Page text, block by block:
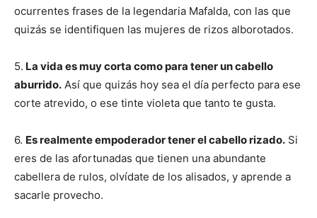
ocurrentes frases de la legendaria Mafalda, con las que
quizás se identifiquen las mujeres de rizos alborotados.
5. La vida es muy corta como para tener un cabello
aburrido. Así que quizás hoy sea el día perfecto para ese
corte atrevido, o ese tinte violeta que tanto te gusta.
6. Es realmente empoderador tener el cabello rizado. Si
eres de las afortunadas que tienen una abundante
cabellera de rulos, olvídate de los alisados, y aprende a
sacarle provecho.